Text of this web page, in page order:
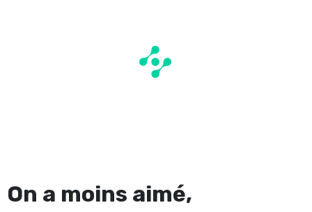
On a moins aimé,